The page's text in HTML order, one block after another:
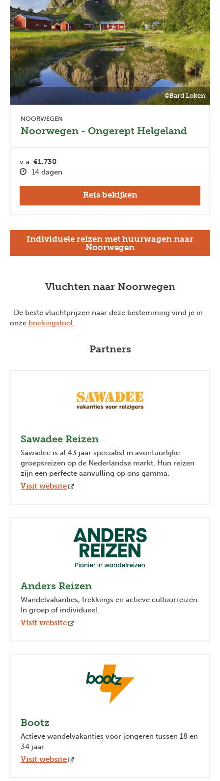
©Bard Loken
NOORWEGEN
Noorwegen - Ongerept Helgeland
v.a. €1.730
14 dagen
Reis bekijken
Individuele reizen met huurwagen naar
Noorwegen
Vluchten naar Noorwegen
De beste vluchtprijzen naar deze bestemming vind je in
onze boekingstool.
Partners
Sawadee Reizen
Sawadee is al 43 jaar specialist in avontuurlijke
groepsreizen op de Nederlandse markt. Hun reizen
zijn een perfecte aanvulling op ons gamma.
Visit website
Anders Reizen
Wandelvakanties, trekkings en actieve cultuurreizen.
In groep of individueel.
Visit website
Bootz
Actieve wandelvakanties voor jongeren tussen 18 en
34 jaar
Visit website